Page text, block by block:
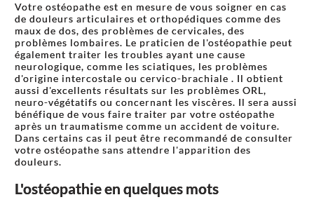
Votre ostéopathe est en mesure de vous soigner en cas
de douleurs articulaires et orthopédiques comme des
maux de dos, des problèmes de cervicales, des
problèmes lombaires. Le praticien de l'ostéopathie peut
également traiter les troubles ayant une cause
neurologique, comme les sciatiques, les problèmes
d'origine intercostale ou cervico-brachiale . Il obtient
aussi d'excellents résultats sur les problèmes ORL,
neuro-végétatifs ou concernant les viscères. Il sera aussi
bénéfique de vous faire traiter par votre ostéopathe
après un traumatisme comme un accident de voiture.
Dans certains cas il peut être recommandé de consulter
votre ostéopathe sans attendre l'apparition des
douleurs.
L'ostéopathie en quelques mots